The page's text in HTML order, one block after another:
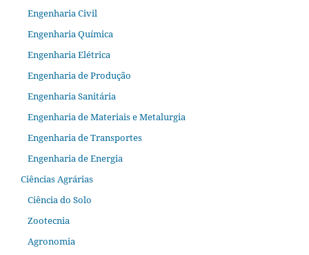
Engenharia Civil
Engenharia Química
Engenharia Elétrica
Engenharia de Produção
Engenharia Sanitária
Engenharia de Materiais e Metalurgia
Engenharia de Transportes
Engenharia de Energia
Ciências Agrárias
Ciência do Solo
Zootecnia
Agronomia